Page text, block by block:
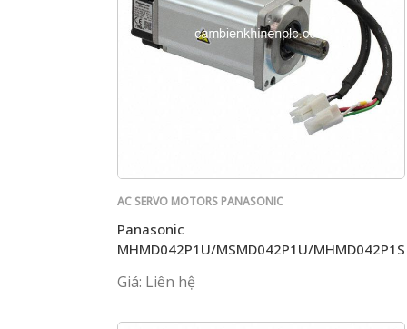
AC SERVO MOTORS PANASONIC
Panasonic
MHMD042P1U/MSMD042P1U/MHMD042P1S
Giá: Liên hệ